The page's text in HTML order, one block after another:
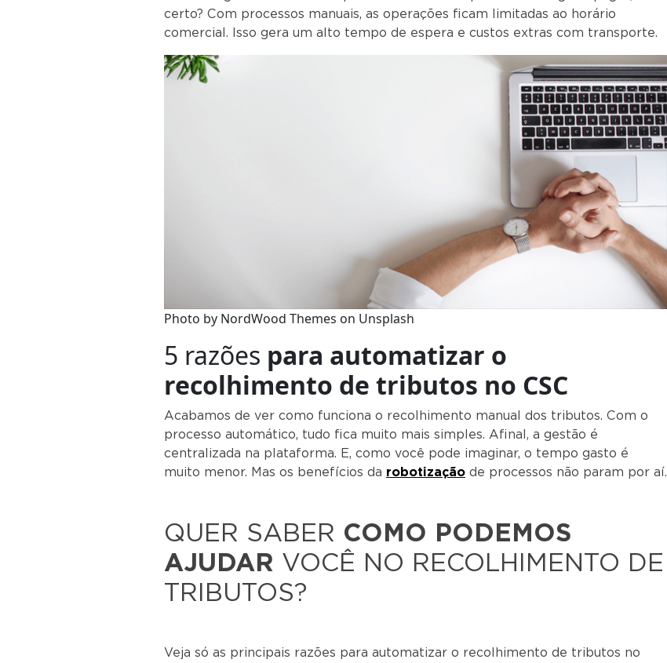
certo? Com processos manuais, as operações ficam limitadas ao horário
comercial. Isso gera um alto tempo de espera e custos extras com transporte.
Photo by NordWood Themes on Unsplash
5 razões para automatizar o
recolhimento de tributos no CSC
Acabamos de ver como funciona o recolhimento manual dos tributos. Com o
processo automático, tudo fica muito mais simples. Afinal, a gestão é
centralizada na plataforma. E, como você pode imaginar, o tempo gasto é
muito menor. Mas os benefícios da robotização de processos não param por aí.
QUER SABER COMO PODEMOS
AJUDAR VOCÊ NO RECOLHIMENTO DE
TRIBUTOS?
Veja só as principais razões para automatizar o recolhimento de tributos no